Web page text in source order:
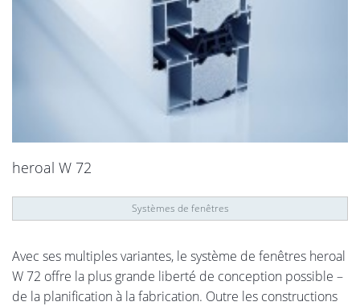
heroal W 72
Systèmes de fenêtres
Avec ses multiples variantes, le système de fenêtres heroal
W 72 offre la plus grande liberté de conception possible –
de la planification à la fabrication. Outre les constructions